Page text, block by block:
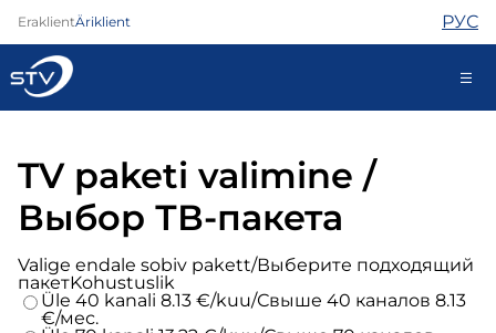
EraklientÄriklient РУС
Iseteenindus
Internet
TV
TV paketi valimine /
Выбор ТВ-пакета
Valige endale sobiv pakett/Выберите подходящий
пакетKohustuslik
Üle 40 kanali 8.13 €/kuu/Свыше 40 каналов 8.13
€/мес.